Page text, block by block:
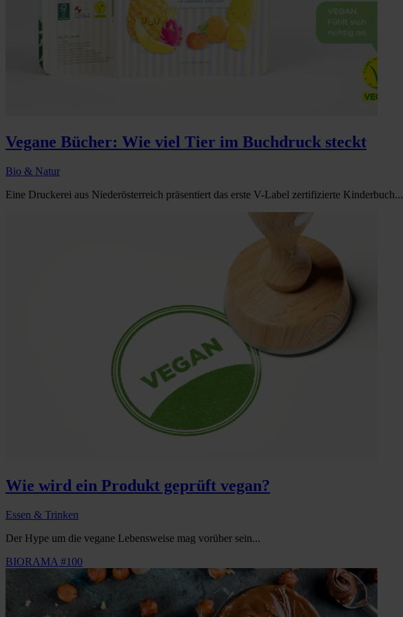
Vegane Bücher: Wie viel Tier im Buchdruck steckt
Bio & Natur
Eine Druckerei aus Niederösterreich präsentiert das erste V-Label zertifizierte Kinderbuch...
Wie wird ein Produkt geprüft vegan?
Essen & Trinken
Der Hype um die vegane Lebensweise mag vorüber sein...
BIORAMA #100